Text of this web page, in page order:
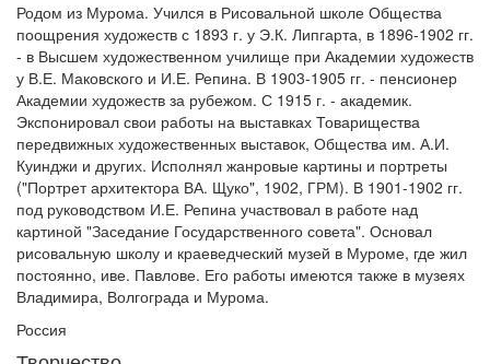
Родом из Мурома. Учился в Рисовальной школе Общества
поощрения художеств с 1893 г. у Э.К. Липгарта, в 1896-1902 гг.
- в Высшем художественном училище при Академии художеств
у В.Е. Маковского и И.Е. Репина. В 1903-1905 гг. - пенсионер
Академии художеств за рубежом. С 1915 г. - академик.
Экспонировал свои работы на выставках Товарищества
передвижных художественных выставок, Общества им. А.И.
Куинджи и других. Исполнял жанровые картины и портреты
("Портрет архитектора ВА. Щуко", 1902, ГРМ). В 1901-1902 гг.
под руководством И.Е. Репина участвовал в работе над
картиной "Заседание Государственного совета". Основал
рисовальную школу и краеведческий музей в Муроме, где жил
постоянно, иве. Павлове. Его работы имеются также в музеях
Владимира, Волгограда и Мурома.
Россия